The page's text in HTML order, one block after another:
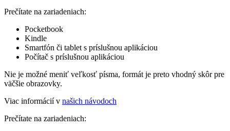
Prečítate na zariadeniach:
Pocketbook
Kindle
Smartfón či tablet s príslušnou aplikáciou
Počítač s príslušnou aplikáciou
Nie je možné meniť veľkosť písma, formát je preto vhodný skôr pre
väčšie obrazovky.
Viac informácií v našich návodoch
Prečítate na zariadeniach: